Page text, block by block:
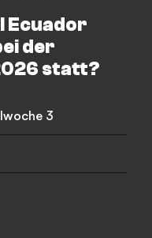
Ecuador
der
statt?
3